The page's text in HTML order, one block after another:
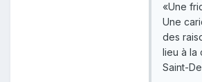
«Une
Une
des
lieu à la
Saint-